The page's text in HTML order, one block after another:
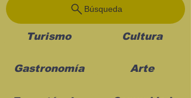
Búsqueda
Turismo Cultura
Gastronomía Arte